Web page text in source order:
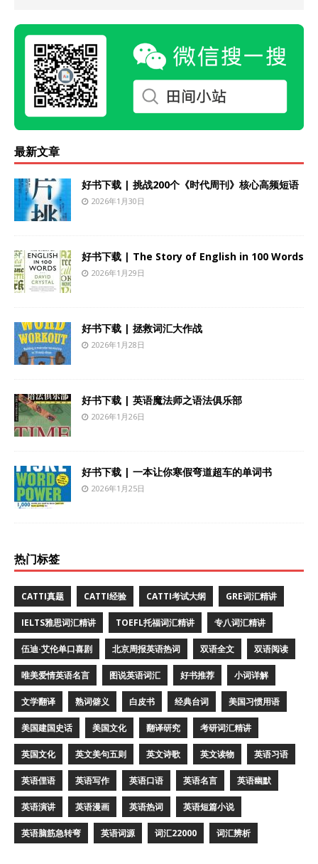
最新文章
好书下载 | 挑战200个《时代周刊》核心高频短语
2026年1月30日
好书下载 | The Story of English in 100 Words
2026年1月29日
好书下载 | 拯救词汇大作战
2026年1月28日
好书下载 | 英语魔法师之语法俱乐部
2026年1月26日
好书下载 | 一本让你寒假弯道超车的单词书
2026年1月25日
热门标签
CATTI真题 CATTI经验 CATTI考试大纲 GRE词汇精讲
IELTS雅思词汇精讲 TOEFL托福词汇精讲 专八词汇精讲
伍迪·艾伦单口喜剧 北京周报英语热词 双语全文 双语阅读
唯美爱情英语名言 图说英语词汇 好书推荐 小词详解
文学翻译 熟词僻义 白皮书 经典台词 美国习惯用语
美国建国史话 美国文化 翻译研究 考研词汇精讲
英国文化 英文美句五则 英文诗歌 英文读物 英语习语
英语俚语 英语写作 英语口语 英语名言 英语幽默
英语演讲 英语漫画 英语热词 英语短篇小说
英语脑筋急转弯 英语词源 词汇22000 词汇辨析